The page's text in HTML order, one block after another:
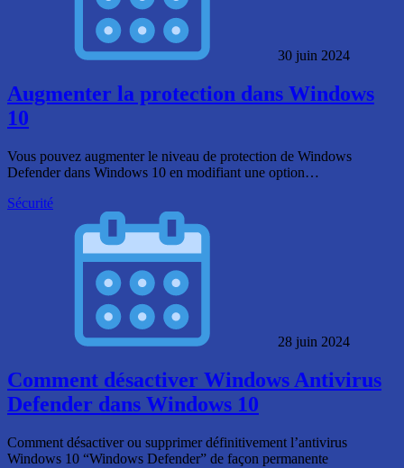
30 juin 2024
Augmenter la protection dans Windows
10
Vous pouvez augmenter le niveau de protection de Windows
Defender dans Windows 10 en modifiant une option…
Sécurité
28 juin 2024
Comment désactiver Windows Antivirus
Defender dans Windows 10
Comment désactiver ou supprimer définitivement l’antivirus
Windows 10 “Windows Defender” de façon permanente